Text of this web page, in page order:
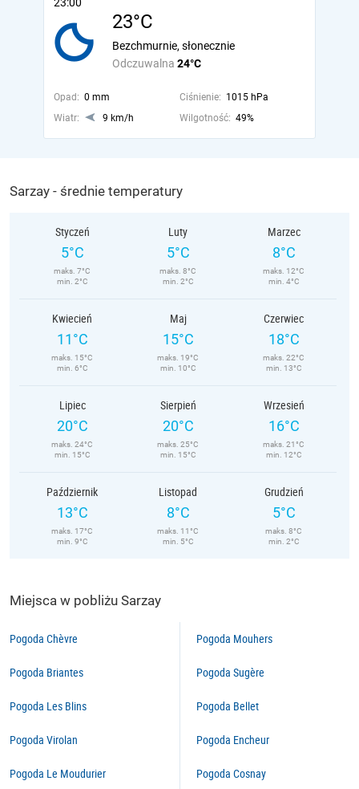
23°C
Odczuwalna 24°C
Bezchmurnie, słonecznie
Opad: 0 mm Ciśnienie: 1015 hPa
Wiatr:
9 km/h Wilgotność: 49%
Sarzay - średnie temperatury
Styczeń
5°C
maks. 7°C
min. 2°C
Luty
5°C
maks. 8°C
min. 2°C
Marzec
8°C
maks. 12°C
min. 4°C
Kwiecień
11°C
maks. 15°C
min. 6°C
Maj
15°C
maks. 19°C
min. 10°C
Czerwiec
18°C
maks. 22°C
min. 13°C
Lipiec
20°C
maks. 24°C
min. 15°C
Sierpień
20°C
maks. 25°C
min. 15°C
Wrzesień
16°C
maks. 21°C
min. 12°C
Październik
13°C
maks. 17°C
min. 9°C
Listopad
8°C
maks. 11°C
min. 5°C
Grudzień
5°C
maks. 8°C
min. 2°C
Miejsca w pobliżu Sarzay
Pogoda Chèvre
Pogoda Briantes
Pogoda Les Blins
Pogoda Virolan
Pogoda Le Moudurier
Pogoda Mouhers
Pogoda Sugère
Pogoda Bellet
Pogoda Encheur
Pogoda Cosnay